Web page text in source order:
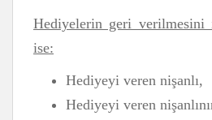
Hediyelerin geri verilmesini
ise:
Hediyeyi veren nişanlı,
Hediyeyi veren